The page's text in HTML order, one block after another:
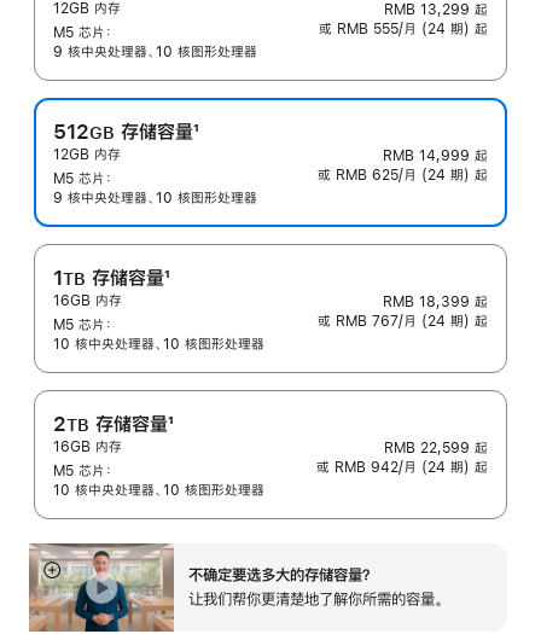
脚
注
12GB 内存
M5 芯片：
9 核中央处理器、10 核图形处理器
RMB 13,299 起
或 RMB 555/月 (24 期) 起
512GB 存储容量
脚
注
1
12GB 内存
M5 芯片：
9 核中央处理器、10 核图形处理器
RMB 14,999 起
或 RMB 625/月 (24 期) 起
1TB 存储容量
脚
注
1
16GB 内存
M5 芯片：
10 核中央处理器、10 核图形处理器
RMB 18,399 起
或 RMB 767/月 (24 期) 起
2TB 存储容量
脚
注
1
16GB 内存
M5 芯片：
10 核中央处理器、10 核图形处理器
RMB 22,599 起
或 RMB 942/月 (24 期) 起
不确定要选多大的存储容⁠量？
让我们帮你更清楚地了解你所需的容量。
展
开